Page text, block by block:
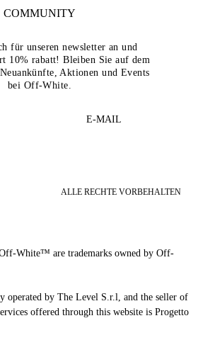
COMMUNITY
für unseren newsletter an und
10% rabatt! Bleiben Sie auf dem
Aktionen und Events
bei Off-White.
E-MAIL
ALLE RECHTE VORBEHALTEN
White™ are trademarks owned by Off-
operated by The Level S.r.l, and the seller of
offered through this website is Progetto